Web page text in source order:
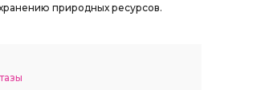
природных ресурсов.